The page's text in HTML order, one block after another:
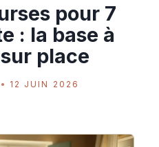
pour 7
: la base à
place
12 JUIN 2026